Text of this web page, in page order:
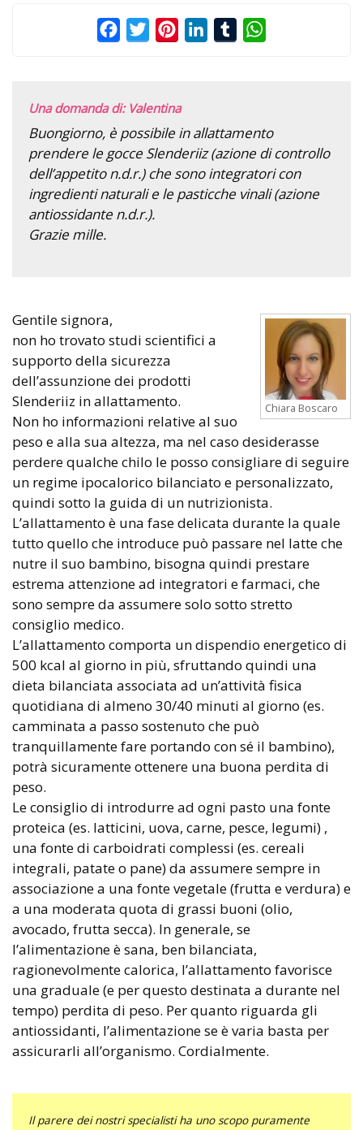
FacebookTwitterPinterestLinkedInTumblr
Una domanda di: Valentina
Buongiorno, è possibile in allattamento
prendere le gocce Slenderiiz (azione di controllo
dell’appetito n.d.r.) che sono integratori con
ingredienti naturali e le pasticche vinali (azione
antiossidante n.d.r.).
Grazie mille.
Chiara Boscaro
Gentile signora,
non ho trovato studi scientifici a
supporto della sicurezza
dell’assunzione dei prodotti
Slenderiiz in allattamento.
Non ho informazioni relative al suo
peso e alla sua altezza, ma nel caso desiderasse
perdere qualche chilo le posso consigliare di seguire
un regime ipocalorico bilanciato e personalizzato,
quindi sotto la guida di un nutrizionista.
L’allattamento è una fase delicata durante la quale
tutto quello che introduce può passare nel latte che
nutre il suo bambino, bisogna quindi prestare
estrema attenzione ad integratori e farmaci, che
sono sempre da assumere solo sotto stretto
consiglio medico.
L’allattamento comporta un dispendio energetico di
500 kcal al giorno in più, sfruttando quindi una
dieta bilanciata associata ad un’attività fisica
quotidiana di almeno 30/40 minuti al giorno (es.
camminata a passo sostenuto che può
tranquillamente fare portando con sé il bambino),
potrà sicuramente ottenere una buona perdita di
peso.
Le consiglio di introdurre ad ogni pasto una fonte
proteica (es. latticini, uova, carne, pesce, legumi) ,
una fonte di carboidrati complessi (es. cereali
integrali, patate o pane) da assumere sempre in
associazione a una fonte vegetale (frutta e verdura) e
a una moderata quota di grassi buoni (olio,
avocado, frutta secca). In generale, se
l’alimentazione è sana, ben bilanciata,
ragionevolmente calorica, l’allattamento favorisce
una graduale (e per questo destinata a durante nel
tempo) perdita di peso. Per quanto riguarda gli
antiossidanti, l’alimentazione se è varia basta per
assicurarli all’organismo. Cordialmente.
Il parere dei nostri specialisti ha uno scopo puramente